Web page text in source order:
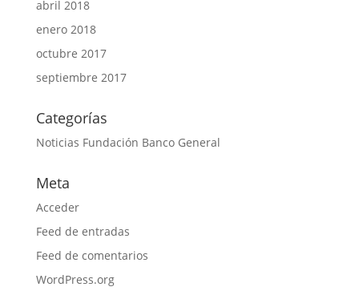
abril 2018
enero 2018
octubre 2017
septiembre 2017
Categorías
Noticias Fundación Banco General
Meta
Acceder
Feed de entradas
Feed de comentarios
WordPress.org